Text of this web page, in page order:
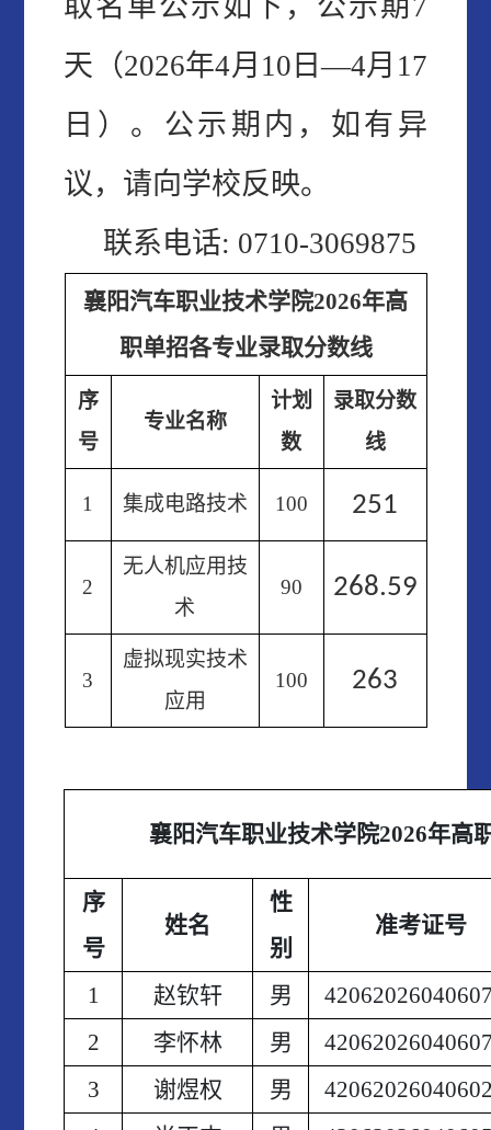
天（2026年4月 10 日—4月1 7
日）。公示期内，如有异
议，请向学校反映。
联系电话: 0710-3069875
襄阳汽车职业技术学院2026年高
职单招各专业录取分数线
序
号
专业名称
计划
数
录取分数
线
1 集成电路技术 100 251
2
无人机应用技
术
90 268.59
3
虚拟现实技术
应用
100 263
襄阳汽车职业技术学院2026年高
序
号
姓名
性
别
准考证号
1 赵钦轩 男
2
李怀林 男
3
谢煜权 男